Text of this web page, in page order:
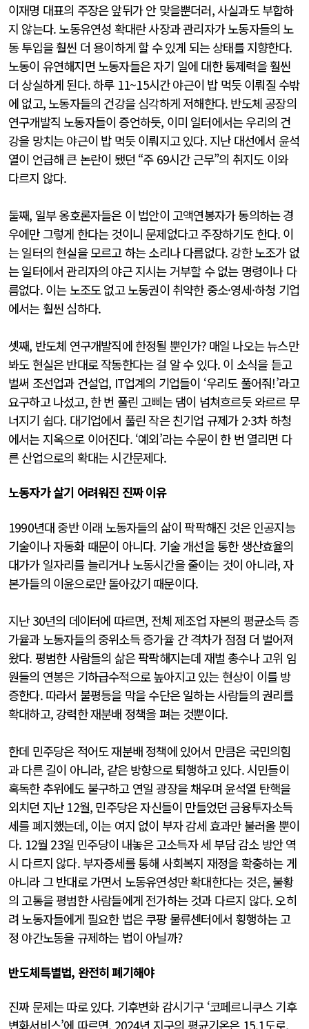
이재명 대표의 주장은 앞뒤가 안 맞을뿐더러, 사실과도 부합하
지 않는다. 노동유연성 확대란 사장과 관리자가 노동자들의 노
동 투입을 훨씬 더 용이하게 할 수 있게 되는 상태를 지향한다.
노동이 유연해지면 노동자들은 자기 일에 대한 통제력을 훨씬
더 상실하게 된다. 하루 11~15시간 야근이 밥 먹듯 이뤄질 수밖
에 없고, 노동자들의 건강을 심각하게 저해한다. 반도체 공장의
연구개발직 노동자들이 증언하듯, 이미 일터에서는 우리의 건
강을 망치는 야근이 밥 먹듯 이뤄지고 있다. 지난 대선에서 윤석
열이 언급해 큰 논란이 됐던 “주 69시간 근무”의 취지도 이와
다르지 않다.
둘째, 일부 옹호론자들은 이 법안이 고액연봉자가 동의하는 경
우에만 그렇게 한다는 것이니 문제없다고 주장하기도 한다. 이
는 일터의 현실을 모르고 하는 소리나 다름없다. 강한 노조가 없
는 일터에서 관리자의 야근 지시는 거부할 수 없는 명령이나 다
름없다. 이는 노조도 없고 노동권이 취약한 중소·영세·하청 기업
에서는 훨씬 심하다.
셋째, 반도체 연구개발직에 한정될 뿐인가? 매일 나오는 뉴스만
봐도 현실은 반대로 작동한다는 걸 알 수 있다. 이 소식을 듣고
벌써 조선업과 건설업, IT업계의 기업들이 ‘우리도 풀어줘!’라고
요구하고 나섰고, 한 번 풀린 고삐는 댐이 넘쳐흐르듯 와르르 무
너지기 쉽다. 대기업에서 풀린 작은 친기업 규제가 2·3차 하청
에서는 지옥으로 이어진다. ‘예외’라는 수문이 한 번 열리면 다
른 산업으로의 확대는 시간문제다.
노동자가 살기 어려워진 진짜 이유
1990년대 중반 이래 노동자들의 삶이 팍팍해진 것은 인공지능
기술이나 자동화 때문이 아니다. 기술 개선을 통한 생산효율의
대가가 일자리를 늘리거나 노동시간을 줄이는 것이 아니라, 자
본가들의 이윤으로만 돌아갔기 때문이다.
지난 30년의 데이터에 따르면, 전체 제조업 자본의 평균소득 증
가율과 노동자들의 중위소득 증가율 간 격차가 점점 더 벌어져
왔다. 평범한 사람들의 삶은 팍팍해지는데 재벌 총수나 고위 임
원들의 연봉은 기하급수적으로 높아지고 있는 현상이 이를 방
증한다. 따라서 불평등을 막을 수단은 일하는 사람들의 권리를
확대하고, 강력한 재분배 정책을 펴는 것뿐이다.
한데 민주당은 적어도 재분배 정책에 있어서 만큼은 국민의힘
과 다른 길이 아니라, 같은 방향으로 퇴행하고 있다. 시민들이
혹독한 추위에도 불구하고 연일 광장을 채우며 윤석열 탄핵을
외치던 지난 12월, 민주당은 자신들이 만들었던 금융투자소득
세를 폐지했는데, 이는 여지 없이 부자 감세 효과만 불러올 뿐이
다. 12월 23일 민주당이 내놓은 고소득자 세 부담 감소 방안 역
시 다르지 않다. 부자증세를 통해 사회복지 재정을 확충하는 게
아니라 그 반대로 가면서 노동유연성만 확대한다는 것은, 불황
의 고통을 평범한 사람들에게 전가하는 것과 다르지 않다. 오히
려 노동자들에게 필요한 법은 쿠팡 물류센터에서 횡행하는 고
정 야간노동을 규제하는 법이 아닐까?
반도체특별법, 완전히 폐기해야
진짜 문제는 따로 있다. 기후변화 감시기구 ‘코페르니쿠스 기후
변화서비스’에 따르면, 2024년 지구의 평균기온은 15.1도로,